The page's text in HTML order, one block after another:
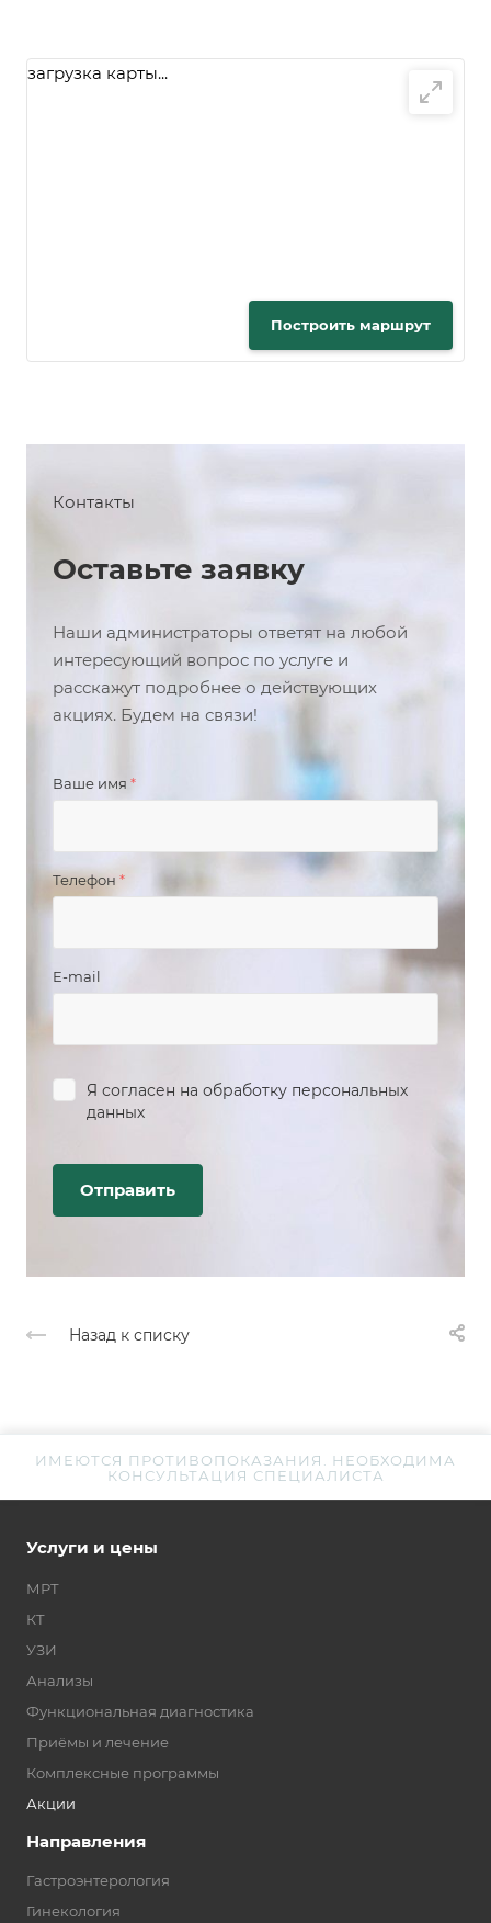
загрузка карты...
Построить маршрут
Контакты
Оставьте заявку
Наши администраторы ответят на любой
интересующий вопрос по услуге и
расскажут подробнее о действующих
акциях. Будем на связи!
Ваше имя *
Телефон *
E-mail
Я согласен на обработку персональных
данных
Назад к списку
ИМЕЮТСЯ ПРОТИВОПОКАЗАНИЯ. НЕОБХОДИМА
КОНСУЛЬТАЦИЯ СПЕЦИАЛИСТА
Услуги и цены
МРТ
КТ
УЗИ
Анализы
Функциональная диагностика
Приёмы и лечение
Комплексные программы
Акции
Направления
Гастроэнтерология
Гинекология